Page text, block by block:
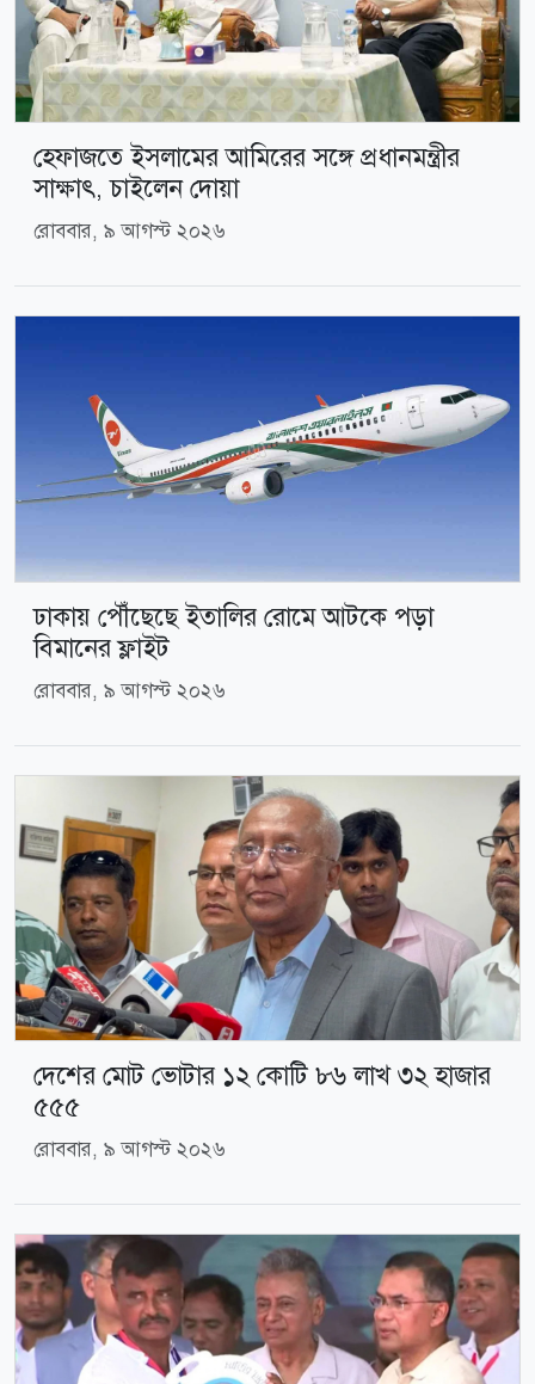
হেফাজতে ইসলামের আমিরের সঙ্গে প্রধানমন্ত্রীর
সাক্ষাৎ, চাইলেন দোয়া
রোববার, ৯ আগস্ট ২০২৬
ঢাকায় পৌঁছেছে ইতালির রোমে আটকে পড়া
বিমানের ফ্লাইট
রোববার, ৯ আগস্ট ২০২৬
দেশের মোট ভোটার ১২ কোটি ৮৬ লাখ ৩২ হাজার
৫৫৫
রোববার, ৯ আগস্ট ২০২৬